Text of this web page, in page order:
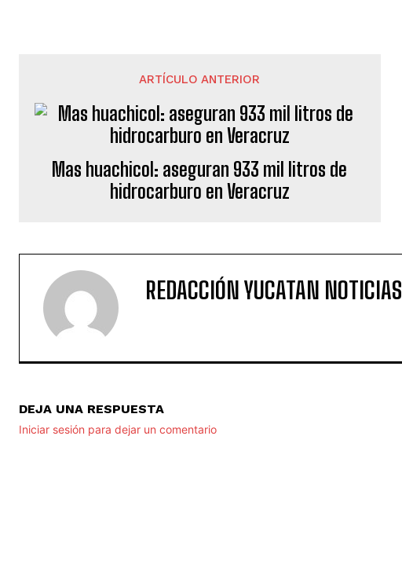
ARTÍCULO ANTERIOR
Mas huachicol: aseguran 933 mil litros de
hidrocarburo en Veracruz
REDACCIÓN YUCATAN NOTICIAS
DEJA UNA RESPUESTA
Iniciar sesión para dejar un comentario